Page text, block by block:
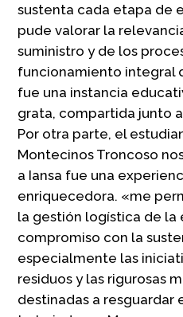
sustenta cada etapa de
pude valorar la
suministro y de los
funcionamiento integral
fue una instancia
grata, compartida junto
Por otra parte, el
Montecinos Troncoso
a Iansa fue una
enriquecedora. «me
la gestión logística de la
compromiso con la
especialmente las
residuos y las rigurosas
destinadas a resguardar